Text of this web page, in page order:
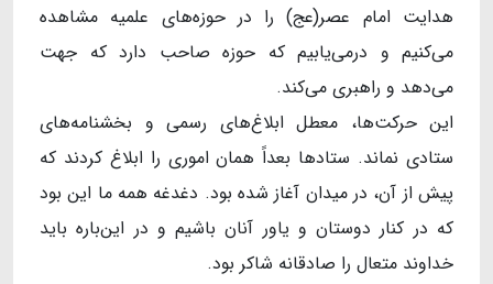
هدایت امام عصر(عج) را در حوزه‌های علمیه مشاهده
می‌کنیم و درمی‌یابیم که حوزه صاحب دارد که جهت
می‌دهد و راهبری می‌کند.
این حرکت‌ها، معطل ابلاغ‌های رسمی و بخشنامه‌های
ستادی نماند. ستادها بعداً همان اموری را ابلاغ کردند که
پیش از آن، در میدان آغاز شده بود. دغدغه همه ما این بود
که در کنار دوستان و یاور آنان باشیم و در این‌باره باید
خداوند متعال را صادقانه شاکر بود.